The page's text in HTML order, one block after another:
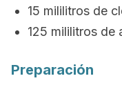
15 mililitros de
125 mililitros de
Preparación